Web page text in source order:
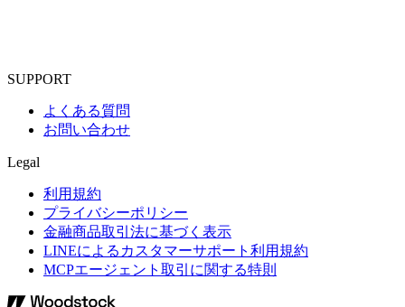
SUPPORT
よくある質問
お問い合わせ
Legal
利用規約
プライバシーポリシー
金融商品取引法に基づく表示
LINEによるカスタマーサポート利用規約
MCPエージェント取引に関する特則